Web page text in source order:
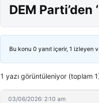
DEM Parti’den
Bu konu 0 yanıt içerir, 1 izleyen
1 yazı görüntüleniyor (toplam
03/06/2026: 2:10 am